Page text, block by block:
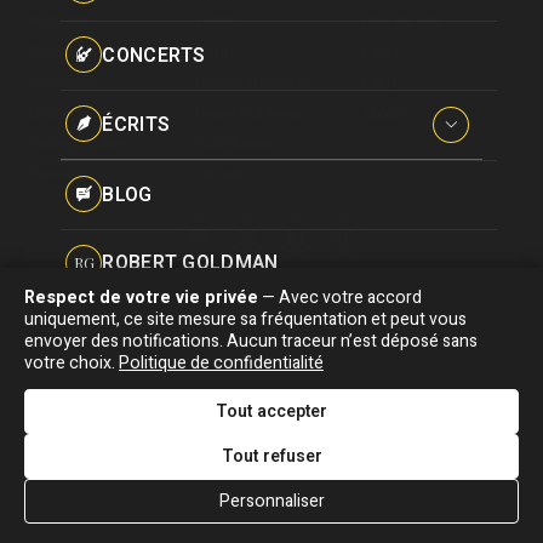
Pseudonymes
CONCERTS
ÉCRITS
Interviews
Hommages
BLOG
RG ROBERT GOLDMAN
PG PIERRE GOLDMAN
J&MJJG & MOI
Biographie
Discographie
Vidéographie
Concerts
Blog
Association "Parler d'sa vie" © Depuis 1997 - Tous droits réservés |
Signaler une erreur |Confidentialité|Gestion des cookies|Dernière
mise à jour : 05/08/2026
DESIGNED &
DEVELOPED BY
Respect de votre vie privée — Avec votre accord
uniquement, ce site mesure sa fréquentation et peut vous
envoyer des notifications. Aucun traceur n’est déposé sans
votre choix.Politique de confidentialité
Tout accepter
Tout refuser
Personnaliser